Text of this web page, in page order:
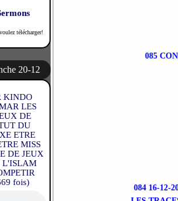
télécharger!
20-12
KINDO
LES
DE
DU
ETRE
MISS
DE JEUX
L'ISLAM
fois)
085
084 16-12-